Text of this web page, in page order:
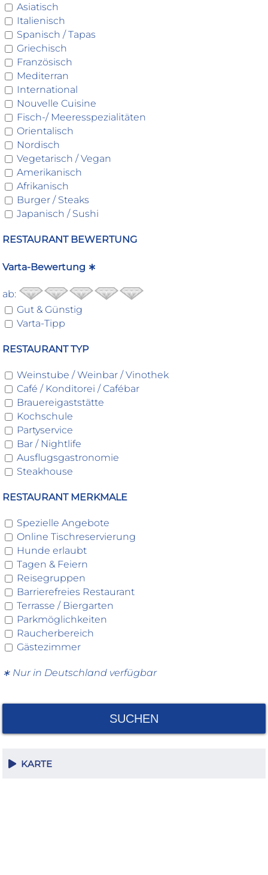
Asiatisch
Italienisch
Spanisch / Tapas
Griechisch
Französisch
Mediterran
International
Nouvelle Cuisine
Fisch-/ Meeresspezialitäten
Orientalisch
Nordisch
Vegetarisch / Vegan
Amerikanisch
Afrikanisch
Burger / Steaks
Japanisch / Sushi
RESTAURANT BEWERTUNG
Varta-Bewertung ∗
ab:
Gut & Günstig
Varta-Tipp
RESTAURANT TYP
Weinstube / Weinbar / Vinothek
Café / Konditorei / Cafébar
Brauereigaststätte
Kochschule
Partyservice
Bar / Nightlife
Ausflugsgastronomie
Steakhouse
RESTAURANT MERKMALE
Spezielle Angebote
Online Tischreservierung
Hunde erlaubt
Tagen & Feiern
Reisegruppen
Barrierefreies Restaurant
Terrasse / Biergarten
Parkmöglichkeiten
Raucherbereich
Gästezimmer
∗ Nur in Deutschland verfügbar
SUCHEN
KARTE